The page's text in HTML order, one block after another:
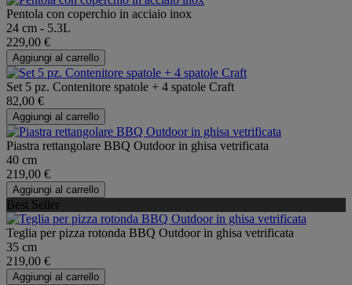
Pentola con coperchio in acciaio inox
24 cm - 5.3L
229,00 €
Aggiungi al carrello
Set 5 pz. Contenitore spatole + 4 spatole Craft
82,00 €
Aggiungi al carrello
Piastra rettangolare BBQ Outdoor in ghisa vetrificata
40 cm
219,00 €
Aggiungi al carrello
Best Seller
Teglia per pizza rotonda BBQ Outdoor in ghisa vetrificata
35 cm
219,00 €
Aggiungi al carrello